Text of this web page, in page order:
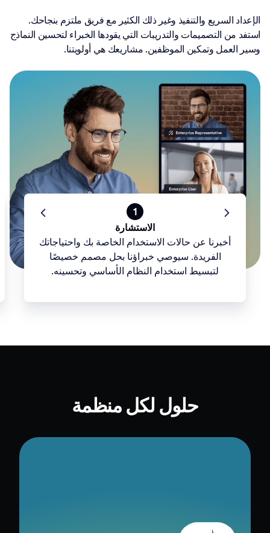
الإعداد السريع والتنفيذ وغير ذلك الكثير مع فريق ملتزم بنجاحك.
استفد من التصميمات والتدريبات التي يقودها الخبراء لتحسين النماذج
وسير العمل وتمكين الموظفين. مشاريعك هي أولويتنا.
1
الاستشارة
أخبرنا عن حالات الاستخدام الخاصة بك واحتياجاتك
الفريدة. سيوصي خبراؤنا بحل مصمم خصيصًا
لتبسيط استخدام النظام الأساسي وتحسينه.
حلول لكل منظمة